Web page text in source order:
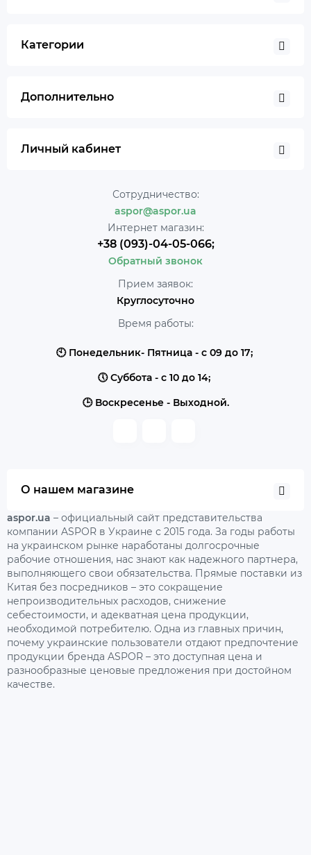
Категории
Дополнительно
Личный кабинет
Сотрудничество:
aspor@aspor.ua
Интернет магазин:
+38 (093)-04-05-066;
Обратный звонок
Прием заявок:
Круглосуточно
Время работы:
🕙 Понедельник- Пятница - с 09 до 17;
🕔 Суббота - с 10 до 14;
🕒 Воскресенье - Выходной.
О нашем магазине
aspor.ua – официальный сайт представительства
компании ASPOR в Украине с 2015 года. За годы работы
на украинском рынке наработаны долгосрочные
рабочие отношения, нас знают как надежного партнера,
выполняющего свои обязательства. Прямые поставки из
Китая без посредников – это сокращение
непроизводительных расходов, снижение
себестоимости, и адекватная цена продукции,
необходимой потребителю. Одна из главных причин,
почему украинские пользователи отдают предпочтение
продукции бренда ASPOR – это доступная цена и
разнообразные ценовые предложения при достойном
качестве.